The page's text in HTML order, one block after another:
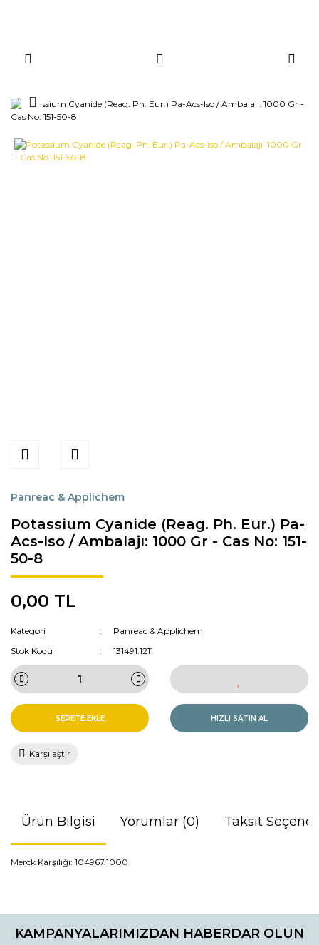
Panreac & Applichem
Potassium Cyanide (Reag. Ph. Eur.) Pa-
Acs-Iso / Ambalajı: 1000 Gr - Cas No: 151-
50-8
0,00 TL
Kategori
Panreac & Applichem
Stok Kodu
131491.1211
SEPETE EKLE HIZLI SATIN AL
Karşılaştır
Ürün Bilgisi Yorumlar (0) Taksit
Merck Karşılığı: 104967.1000
konularda yetersiz gördüğünüz noktaları öneri formunu
Görüş ve önerileriniz için teşekkür ederiz.
KAMPANYALARIMIZDAN HABERDAR OLUN